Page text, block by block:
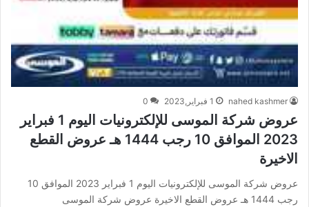
nahed kashmer 1 فبراير,2023 0
عروض شركة الموسى للإلكترونيات اليوم 1 فبراير
2023 الموافق 10 رجب 1444 هـ عروض القطع
الاخيرة
عروض شركة الموسى للإلكترونيات اليوم 1 فبراير 2023 الموافق 10
رجب 1444 هـ عروض القطع الاخيرة عروض شركة الموسى